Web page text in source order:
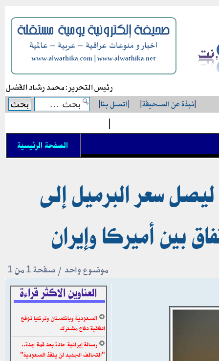
رئيس التحرير: محمد رشاد الفضل
|نبذة عن الصحيفة|
|اتصل بنا|
|
الصفحة الرئيسية
النفط بأكثر من 4% ليصل سعر البرميل إلى
موضوع واحد • صفحة1من1
العناوين الاكثر قراءة
السعودية وباكستان وتركيا توقع
اتفاقية دفاع مشترك
رسالة إيرانية حادة بعد قمة جدة..
"التحالف الجديد لن ينقذ السعودية"